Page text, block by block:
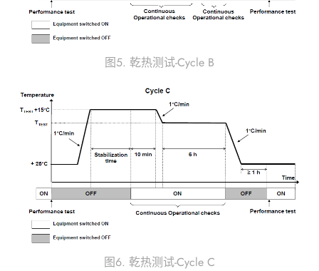
图5. 乾热测试-Cycle B
图6. 乾热测试-Cycle C